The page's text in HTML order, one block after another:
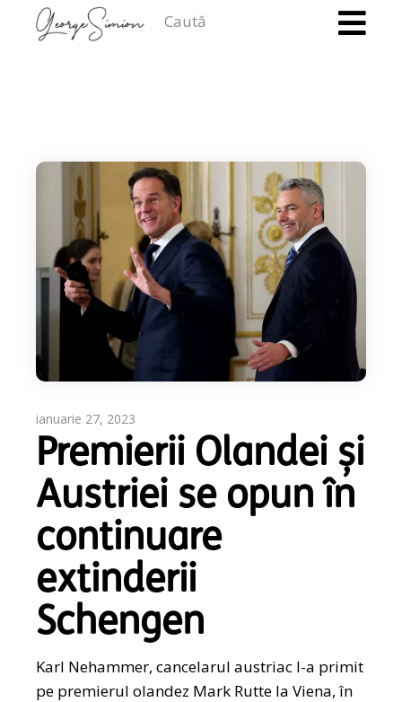
ianuarie 27, 2023
Premierii Olandei și
Austriei se opun în
continuare
extinderii
Schengen
Karl Nehammer, cancelarul austriac l-a primit
pe premierul olandez Mark Rutte la Viena, în